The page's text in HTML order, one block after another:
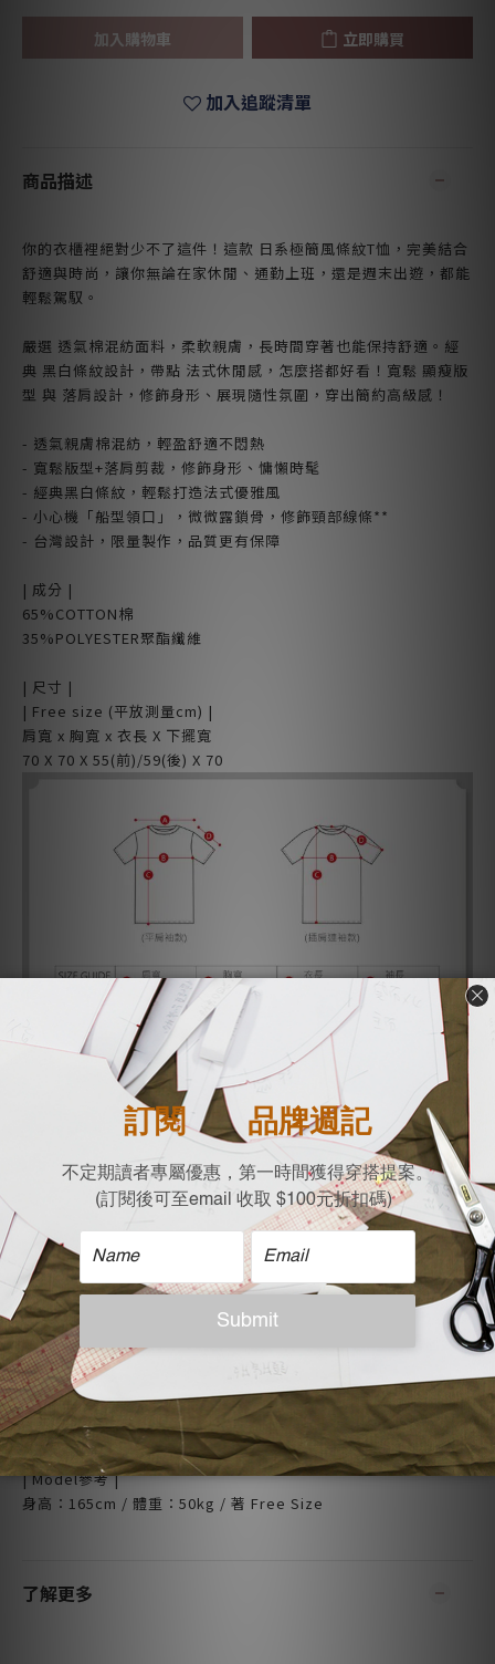
加入購物車 立即購買
加入追蹤清單
商品描述
你的衣櫃裡絕對少不了這件！這款 日系極簡風條紋T恤，完美結合
舒適與時尚，讓你無論在家休閒、通勤上班，還是週末出遊，都能
輕鬆駕馭。
嚴選 透氣棉混紡面料，柔軟親膚，長時間穿著也能保持舒適。經
典 黑白條紋設計，帶點 法式休閒感，怎麼搭都好看！寬鬆 顯瘦版
型 與 落肩設計，修飾身形、展現隨性氛圍，穿出簡約高級感！
- 透氣親膚棉混紡，輕盈舒適不悶熱
- 寬鬆版型+落肩剪裁，修飾身形、慵懶時髦
- 經典黑白條紋，輕鬆打造法式優雅風
- 小心機「船型領口」，微微露鎖骨，修飾頸部線條**
- 台灣設計，限量製作，品質更有保障
| 成分 |
65%COTTON棉
35%POLYESTER聚酯纖維
| 尺寸 |
| Free size (平放測量cm) |
肩寬 x 胸寬 x 衣長 X 下擺寬
70 X 70 X 55(前)/59(後) X 70
| 注意事項 |
- 30°C冷水機洗，避免縮水
- 與相近顏色衣物一起洗滌，防止染色
- 不可長時間浸泡，避免布料變形
- 避免使用漂白劑，以維持顏色鮮明度
- 低溫烘乾或自然晾乾，延長衣物壽命
- 低溫熨燙，保持平整度
| Model參考 |
身高：165cm / 體重：50kg / 著 Free Size
了解更多